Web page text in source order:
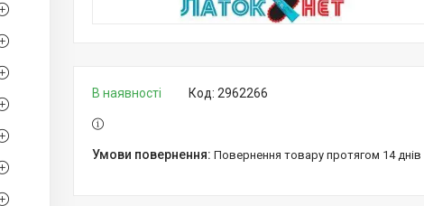
В наявності Код: 2962266
повернення товару протягом 14 днів